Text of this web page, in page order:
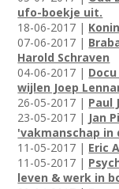
ufo-boekje uit.
18-06-2017 |
07-06-2017 |
Harold Schraven
04-06-2017 |
wijlen Joep
26-05-2017 | Paul
23-05-2017 | Jan
'vakmanschap in
11-05-2017 | Eric
11-05-2017 |
leven & werk in